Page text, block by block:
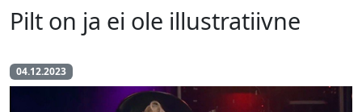
Pilt on ja ei ole illustratiivne
04.12.2023